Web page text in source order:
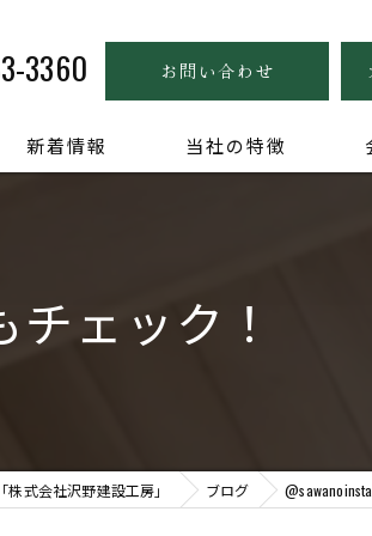
3360 お問い合わせ
新着情報 当社の特徴
木の家
チェック！
式会社沢野建設工房」 ブログ